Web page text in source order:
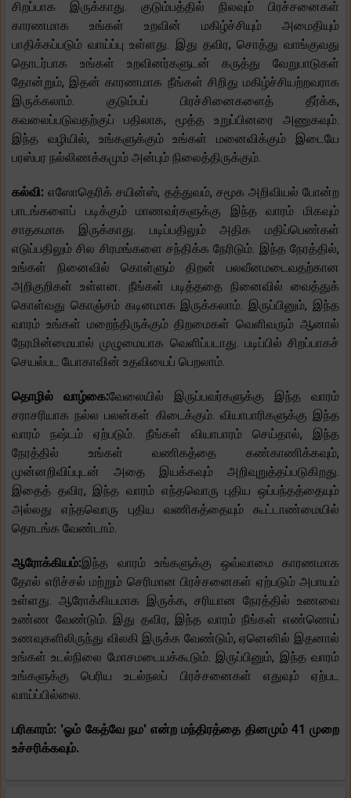
சிறப்பாக இருக்காது. குடும்பத்தில் நிலவும் பிரச்சனைகள்
காரணமாக உங்கள் உறவின் மகிழ்ச்சியும் அமைதியும்
பாதிக்கப்படும் வாய்ப்பு உள்ளது. இது தவிர, சொத்து வாங்குவது
தொடர்பாக உங்கள் உறவினர்களுடன் கருத்து வேறுபாடுகள்
தோன்றும், இதன் காரணமாக நீங்கள் சிறிது மகிழ்ச்சியற்றவராக
இருக்கலாம். குடும்பப் பிரச்சினைகளைத் தீர்க்க,
கவலைப்படுவதற்குப் பதிலாக, மூத்த உறுப்பினரை அணுகவும்.
இந்த வழியில், உங்களுக்கும் உங்கள் மனைவிக்கும் இடையே
பரஸ்பர நல்லிணக்கமும் அன்பும் நிலைத்திருக்கும்.
கல்வி: எஸோதெரிக் சயின்ஸ், தத்துவம், சமூக அறிவியல் போன்ற
பாடங்களைப் படிக்கும் மாணவர்களுக்கு இந்த வாரம் மிகவும்
சாதகமாக இருக்காது. படிப்பதிலும் அதிக மதிப்பெண்கள்
எடுப்பதிலும் சில சிரமங்களை சந்திக்க நேரிடும். இந்த நேரத்தில்,
உங்கள் நினைவில் கொள்ளும் திறன் பலவீனமடைவதற்கான
அறிகுறிகள் உள்ளன. நீங்கள் படித்ததை நினைவில் வைத்துக்
கொள்வது கொஞ்சம் கடினமாக இருக்கலாம். இருப்பினும், இந்த
வாரம் உங்கள் மறைந்திருக்கும் திறமைகள் வெளிவரும் ஆனால்
நேரமின்மையால் முழுமையாக வெளிப்படாது. படிப்பில் சிறப்பாகச்
செயல்பட யோகாவின் உதவியைப் பெறலாம்.
தொழில் வாழ்கை:வேலையில் இருப்பவர்களுக்கு இந்த வாரம்
சராசரியாக நல்ல பலன்கள் கிடைக்கும். வியாபாரிகளுக்கு இந்த
வாரம் நஷ்டம் ஏற்படும். நீங்கள் வியாபாரம் செய்தால், இந்த
நேரத்தில் உங்கள் வணிகத்தை கண்காணிக்கவும்,
முன்னறிவிப்புடன் அதை இயக்கவும் அறிவுறுத்தப்படுகிறது.
இதைத் தவிர, இந்த வாரம் எந்தவொரு புதிய ஒப்பந்தத்தையும்
அல்லது எந்தவொரு புதிய வணிகத்தையும் கூட்டாண்மையில்
தொடங்க வேண்டாம்.
ஆரோக்கியம்:இந்த வாரம் உங்களுக்கு ஒவ்வாமை காரணமாக
தோல் எரிச்சல் மற்றும் செரிமான பிரச்சனைகள் ஏற்படும் அபாயம்
உள்ளது. ஆரோக்கியமாக இருக்க, சரியான நேரத்தில் உணவை
உண்ண வேண்டும். இது தவிர, இந்த வாரம் நீங்கள் எண்ணெய்
உணவுகளிலிருந்து விலகி இருக்க வேண்டும், ஏனெனில் இதனால்
உங்கள் உடல்நிலை மோசமடையக்கூடும். இருப்பினும், இந்த வாரம்
உங்களுக்கு பெரிய உடல்நலப் பிரச்சனைகள் எதுவும் ஏற்பட
வாய்ப்பில்லை.
பரிகாரம்: 'ஓம் கேத்வே நம' என்ற மந்திரத்தை தினமும் 41 முறை
உச்சரிக்கவும்.